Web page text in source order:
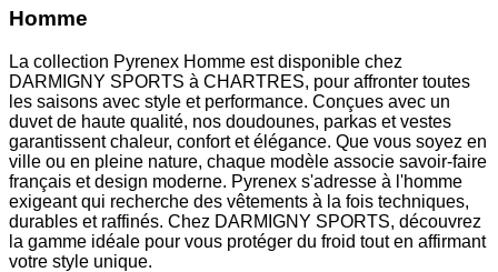
Homme
La collection Pyrenex Homme est disponible chez
DARMIGNY SPORTS à CHARTRES, pour affronter toutes
les saisons avec style et performance. Conçues avec un
duvet de haute qualité, nos doudounes, parkas et vestes
garantissent chaleur, confort et élégance. Que vous soyez en
ville ou en pleine nature, chaque modèle associe savoir-faire
français et design moderne. Pyrenex s'adresse à l'homme
exigeant qui recherche des vêtements à la fois techniques,
durables et raffinés. Chez DARMIGNY SPORTS, découvrez
la gamme idéale pour vous protéger du froid tout en affirmant
votre style unique.